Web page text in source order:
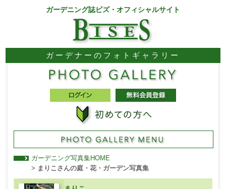
ガーデニング誌ビズ・オフィシャルサイト
ガーデナーのフォトギャラリー
ガーデニング写真集HOME
> まりこさんの庭・花・ガーデン写真集